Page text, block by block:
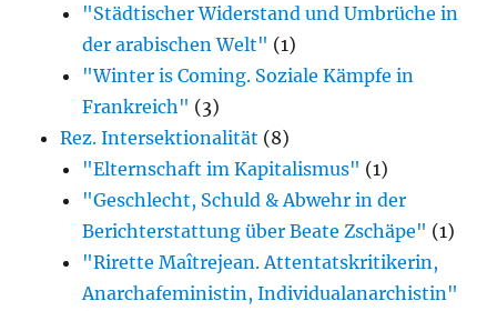
"Städtischer Widerstand und Umbrüche in
der arabischen Welt" (1)
"Winter is Coming. Soziale Kämpfe in
Frankreich" (3)
Rez. Intersektionalität (8)
"Elternschaft im Kapitalismus" (1)
"Geschlecht, Schuld & Abwehr in der
Berichterstattung über Beate Zschäpe" (1)
"Rirette Maîtrejean. Attentatskritikerin,
Anarcha­feministin, Individualanarchistin"